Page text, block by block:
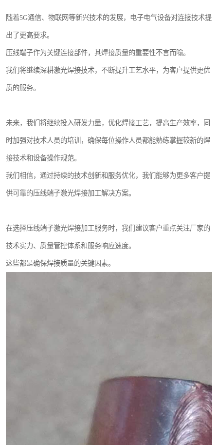
随着5G通信、物联网等新兴技术的发展，电子电气设备对连接技术提
出了更高要求。
压线端子作为关键连接部件，其焊接质量的重要性不言而喻。
我们将继续深耕激光焊接技术，不断提升工艺水平，为客户提供更优
质的服务。
未来，我们将继续投入研发力量，优化焊接工艺，提高生产效率，同
时加强对技术人员的培训，确保每位操作人员都能熟练掌握较新的焊
接技术和设备操作规范。
我们相信，通过持续的技术创新和服务优化，我们能够为更多客户提
供可靠的压线端子激光焊接加工解决方案。
在选择压线端子激光焊接加工服务时，我们建议客户重点关注厂家的
技术实力、质量管控体系和服务响应速度。
这些都是确保焊接质量的关键因素。